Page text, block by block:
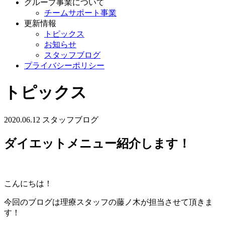
グループ事業について
チームサポート事業
更新情報
トピックス
お知らせ
スタッフブログ
プライバシーポリシー
トピックス
2020.06.12 スタッフブログ
ダイエットメニュー紹介します！
こんにちは！
今回のブログは理療スタッフの藤ノ木が担当させて頂きま
す！